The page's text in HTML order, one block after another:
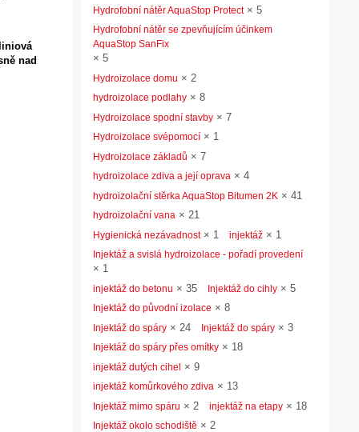
nad
Hydrofobní nátěr AquaStop Protect× 5
Hydrofobní nátěr se zpevňujícím účinkem
AquaStop SanFix
× 5
Hydroizolace domu × 2
hydroizolace podlahy × 8
Hydroizolace spodní stavby × 7
Hydroizolace svépomocí × 1
Hydroizolace základů × 7
hydroizolace zdiva a její oprava × 4
hydroizolační stěrka AquaStop Bitumen 2K × 41
hydroizolační vana × 21
Hygienická nezávadnost× 1 injektáž × 1
Injektáž a svislá hydroizolace - pořadí provedení
× 1
injektáž do betonu × 35 Injektáž do cihly × 5
Injektáž do původní izolace × 8
Injektáž do spáry × 24 Injektáž do spáry × 3
Injektáž do spáry přes omítky × 18
injektáž dutých cihel × 9
injektáž komůrkového zdiva × 13
Injektáž mimo spáru × 2 injektáž na etapy × 18
Injektáž okolo schodiště × 2